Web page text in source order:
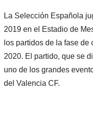
La Selección Española
2019 en el Estadio de
los partidos de la fase
2020. El partido, que se
uno de los grandes
del Valencia CF.